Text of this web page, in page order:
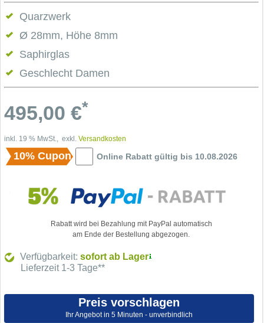
Quarzwerk
Ø 28mm, Höhe 8mm
Saphirglas
Geschlecht Damen
495,00 €*
inkl. 19 % MwSt., exkl. Versandkosten
10% Cupon Online Rabatt gültig bis 10.08.2026
Rabatt wird bei Bezahlung mit PayPal automatisch
am Ende der Bestellung abgezogen.
Verfügbarkeit: sofort ab Lager
Lieferzeit 1-3 Tage**
Preis vorschlagen
Ihr Angebot in 5 Minuten - unverbindlich